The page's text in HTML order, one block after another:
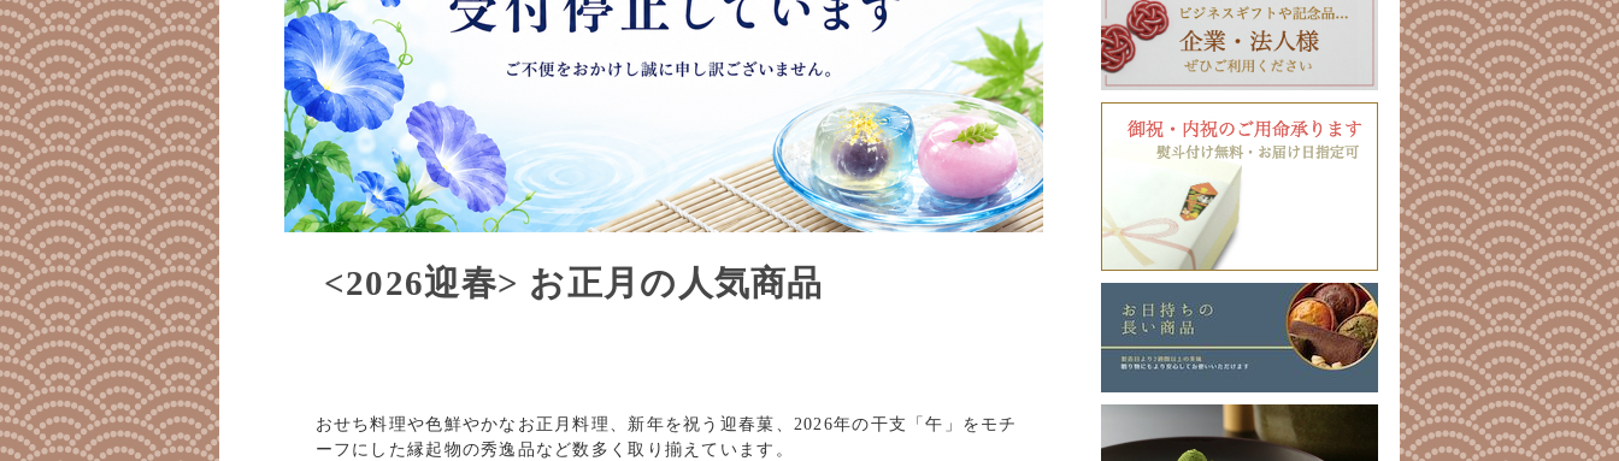
<2026迎春> お正月の人気商品
おせち料理や色鮮やかなお正月料理、新年を祝う迎春菓、2026年の干支「午」をモチ
ーフにした縁起物の秀逸品など数多く取り揃えています。